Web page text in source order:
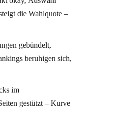
die Wahlquote –
gebündelt,
beruhigen sich,
im
gestützt – Kurve